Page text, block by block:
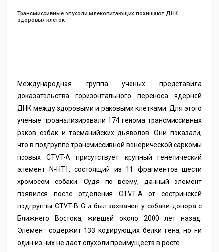
Трансмиссивные опухоли млекопитающих похищают ДНК
здоровых клеток
Международная группа ученых представила
доказательства горизонтального переноса ядерной
ДНК между здоровыми и раковыми клетками. Для этого
ученые проанализировали 174 генома трансмиссивных
раков собак и тасманийских дьяволов. Они показали,
что в подгруппе трансмиссивной венерической саркомы
псовых CTVT-A присутствует крупный генетический
элемент N-HT1, состоящий из 11 фрагментов шести
хромосом собаки. Судя по всему, данный элемент
появился после отделения CTVT-A от сестринской
подгруппы CTVT-B-G и был захвачен у собаки-донора с
Ближнего Востока, жившей около 2000 лет назад.
Элемент содержит 133 кодирующих белки гена, но ни
один из них не дает опухоли преимуществ в росте.